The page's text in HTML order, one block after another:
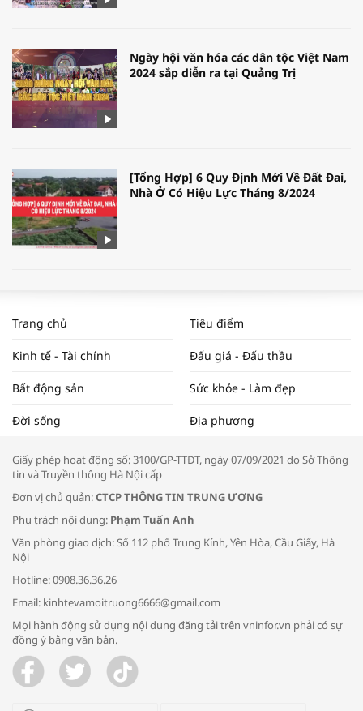
Ngày hội văn hóa các dân tộc Việt Nam
2024 sắp diễn ra tại Quảng Trị
[Tổng Hợp] 6 Quy Định Mới Về Đất Đai,
Nhà Ở Có Hiệu Lực Tháng 8/2024
NAM NĂM 2024 VÀ NĂM 2025 | NHỊP
ĐẬP THỊ TRƯỜNG #62
Tọa đàm “Xúc tiến thương mại: Khơi
Bác sĩ tư vấn cách phòng tránh bệnh
đường hô hấp trong thời tiết giao mùa
Trao yêu thương cho em
Trang chủ Tiêu điểm
Kinh tế - Tài chính Đấu giá - Đấu thầu
Bất động sản Sức khỏe - Làm đẹp
Đời sống Địa phương
Giấy phép hoạt động số: 3100/GP-TTĐT, ngày 07/09/2021 do Sở Thông
tin và Truyền thông Hà Nội cấp
Đơn vị chủ quản:CTCP THÔNG TIN TRUNG ƯƠNG
Phụ trách nội dung: Phạm Tuấn Anh
Văn phòng giao dịch: Số 112 phố Trung Kính, Yên Hòa, Cầu Giấy, Hà
Nội
Hotline: 0908.36.36.26
Email: kinhtevamoitruong6666@gmail.com
Mọi hành động sử dụng nội dung đăng tải trên vninfor.vn phải có sự
đồng ý bằng văn bản.